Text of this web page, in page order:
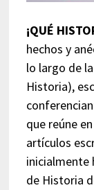
¡QUÉ
hechos y
lo largo de
Historia),
que reúne
artículos
inicialmente
de Historia